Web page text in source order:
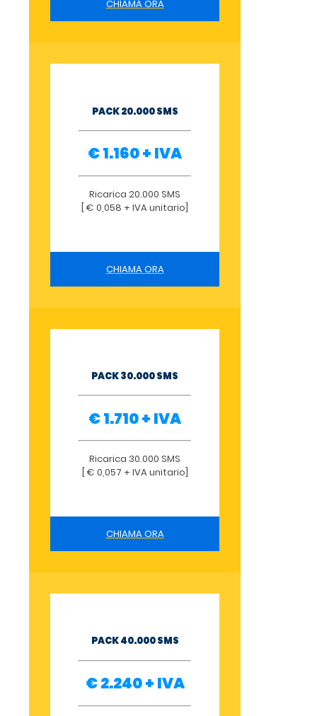
CHIAMA ORA
PACK 20.000 SMS
€ 1.160 + IVA
Ricarica 20.000 SMS
[ € 0,058 + IVA unitario]
CHIAMA ORA
PACK 30.000 SMS
€ 1.710 + IVA
Ricarica 30.000 SMS
[ € 0,057 + IVA unitario]
CHIAMA ORA
PACK 40.000 SMS
€ 2.240 + IVA